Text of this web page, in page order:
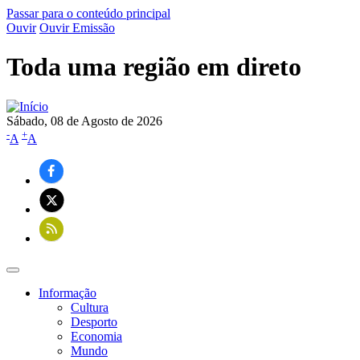
Passar para o conteúdo principal
Ouvir Ouvir Emissão
Toda uma região em direto
Sábado, 08 de Agosto de 2026
-A +A
Navegação
principal
Informação
Cultura
Desporto
Economia
Mundo